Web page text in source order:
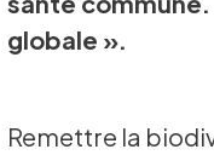
globale ».
Remettre la